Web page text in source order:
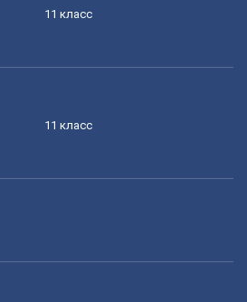
11 класс
11 класс